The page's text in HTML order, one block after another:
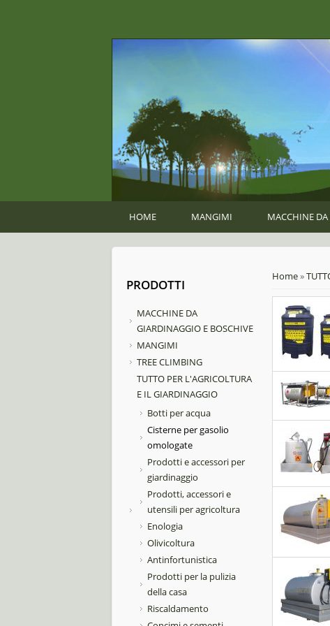
HOME MANGIMI MACCHINE
You are
Home»
PRODOTTI
MACCHINE DA
GIARDINAGGIO E BOSCHIVE
MANGIMI
TREE CLIMBING
TUTTO PER L'AGRICOLTURA
E IL GIARDINAGGIO
Botti per acqua
Cisterne per gasolio
omologate
Prodotti e accessori per
giardinaggio
Prodotti, accessori e
utensili per agricoltura
Enologia
Olivicoltura
Antinfortunistica
Prodotti per la pulizia
della casa
Riscaldamento